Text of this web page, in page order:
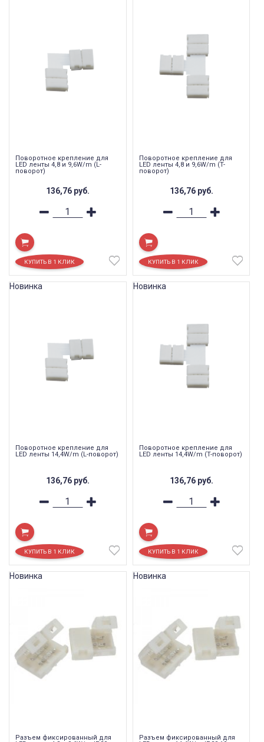
Поворотное крепление для
LED ленты 4,8 и 9,6W/m (L-
поворот)
136,76 руб.
Поворотное крепление для
LED ленты 4,8 и 9,6W/m (T-
поворот)
136,76 руб.
Поворотное крепление для
LED ленты 14,4W/m (L-поворот)
136,76 руб.
Новинка
Поворотное крепление для
LED ленты 14,4W/m (T-поворот)
136,76 руб.
Новинка
Разъем фиксированный для
Новинка
Разъем фиксированный для
Новинка